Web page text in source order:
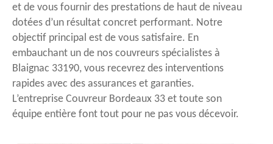
et de vous fournir des prestations de haut de niveau
dotées d’un résultat concret performant. Notre
objectif principal est de vous satisfaire. En
embauchant un de nos couvreurs spécialistes à
Blaignac 33190, vous recevrez des interventions
rapides avec des assurances et garanties.
L’entreprise Couvreur Bordeaux 33 et toute son
équipe entière font tout pour ne pas vous décevoir.